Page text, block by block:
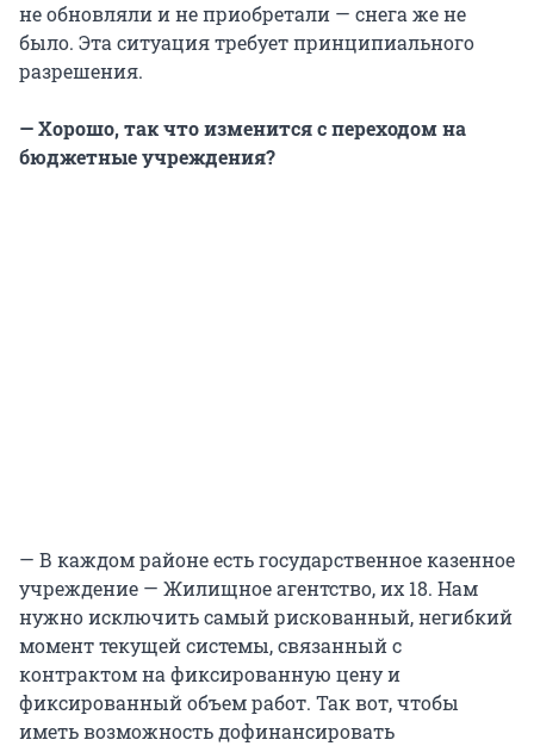
не обновляли и не приобретали — снега же не
было. Эта ситуация требует принципиального
разрешения.
— Хорошо, так что изменится с переходом на
бюджетные учреждения?
— В каждом районе есть государственное казенное
учреждение — Жилищное агентство, их 18. Нам
нужно исключить самый рискованный, негибкий
момент текущей системы, связанный с
контрактом на фиксированную цену и
фиксированный объем работ. Так вот, чтобы
иметь возможность дофинансировать